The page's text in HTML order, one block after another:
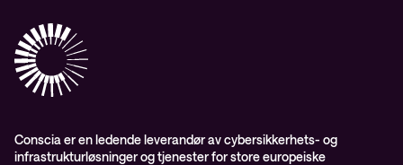
Conscia Education Services
Conscia er en ledende leverandør av cybersikkerhets- og
infrastrukturløsninger og tjenester for store europeiske